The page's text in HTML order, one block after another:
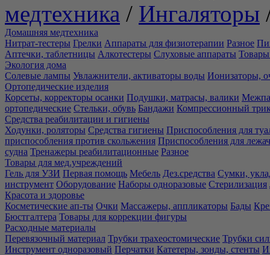
медтехника / Ингаляторы
Домашняя медтехника
Нитрат-тестеры Грелки Аппараты для физиотерапии Разное
Аптечки, таблетницы Алкотестеры Слуховые аппараты Товары
Экология дома
Солевые лампы Увлажнители, активаторы воды Ионизаторы,
Ортопедические изделия
Корсеты, корректоры осанки Подушки, матрасы, валики
ортопедические Стельки, обувь Бандажи Компрессионный
Средства реабилитации и гигиены
Ходунки, роляторы Средства гигиены Приспособления для
приспособления против скольжения Приспособления для
судна Тренажеры реабилитационные Разное
Товары для мед.учреждений
Гель для УЗИ Первая помощь Мебель Дез.средства Сумки,
инструмент Оборудование Наборы одноразовые Стерилизация
Красота и здоровье
Косметические ап-ты Очки Массажеры, аппликаторы Бады
Бюстгалтера Товары для коррекции фигуры
Расходные материалы
Перевязочный материал Трубки трахеостомические Трубки
Инструмент одноразовый Перчатки Катетеры, зонды, стенты